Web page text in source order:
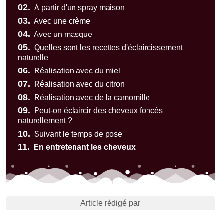
02. À partir d'un spray maison
03. Avec une crème
04. Avec un masque
05. Quelles sont les recettes d'éclaircissement
naturelle
06. Réalisation avec du miel
07. Réalisation avec du citron
08. Réalisation avec de la camomille
09.
Peut-on éclaircir des cheveux foncés
naturellement ?
10. Suivant le temps de pose
11. En entretenant les cheveux
Article rédigé par